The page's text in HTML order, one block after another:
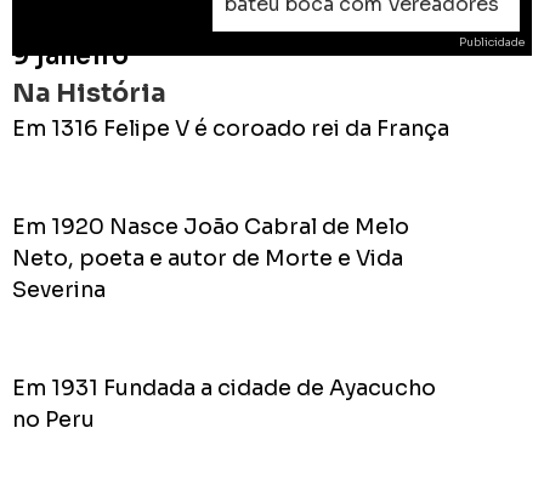
9 janeiro
Na História
Em 1316 Felipe V é coroado rei da França
Em 1920 Nasce João Cabral de Melo
Neto, poeta e autor de Morte e Vida
Severina
Em 1931 Fundada a cidade de Ayacucho
no Peru
Publicidade